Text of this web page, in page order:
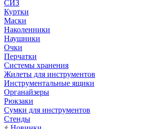
СИЗ
Куртки
Маски
Наколенники
Наушники
Очки
Перчатки
Системы хранения
Жилеты для инструментов
Инструментальные ящики
Органайзеры
Рюкзаки
Сумки для инструментов
Стенды